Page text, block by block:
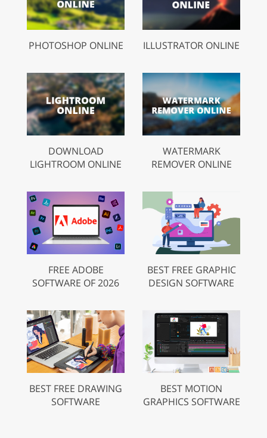
PHOTOSHOP ONLINE ILLUSTRATOR ONLINE
DOWNLOAD
LIGHTROOM ONLINE
WATERMARK
REMOVER ONLINE
FREE ADOBE
SOFTWARE OF 2026
BEST FREE GRAPHIC
DESIGN SOFTWARE
BEST FREE DRAWING
SOFTWARE
BEST MOTION
GRAPHICS SOFTWARE